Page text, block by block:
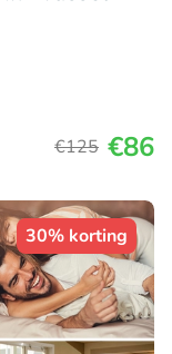
€125 €86
30% korting